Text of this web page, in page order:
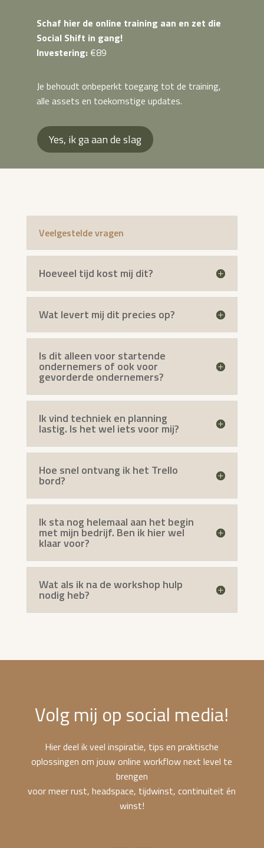
Schaf hier de online training aan en zet die
Social Shift in gang!
Investering: €89
Je behoudt onbeperkt toegang tot de training,
alle assets en toekomstige updates.
Yes, ik ga aan de slag
Veelgestelde vragen
Hoeveel tijd kost mij dit?
Wat levert mij dit precies op?
Is dit alleen voor startende
ondernemers of ook voor
gevorderde ondernemers?
Ik vind techniek en planning
lastig. Is het wel iets voor mij?
Hoe snel ontvang ik het Trello
bord?
Ik sta nog helemaal aan het begin
met mijn bedrijf. Ben ik hier wel
klaar voor?
Wat als ik na de workshop hulp
nodig heb?
Volg mij op social media!
Hier deel ik veel inspiratie, tips en praktische
oplossingen om jouw online workflow next level te
brengen
voor meer rust, headspace, tijdwinst, continuiteit én
winst!